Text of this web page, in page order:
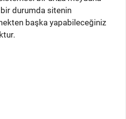
durumda sitenin
başka yapabileceğiniz